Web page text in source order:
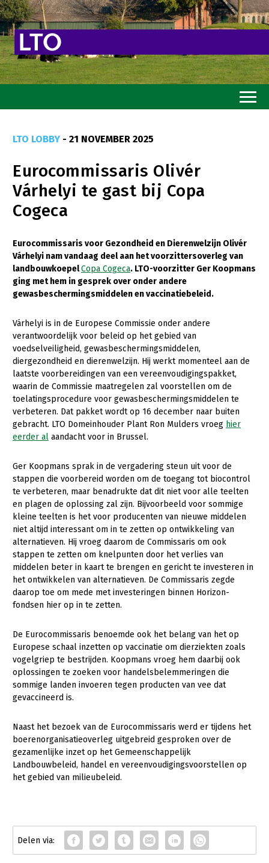
Goed eten
Mooi groen
Sterk ondernemerschap
Transitiepaden
Thema’s
Gezonde planten
Natuur, klimaat en energie
Bodem en water
Platteland en omgeving
Mens, ondernemerschap en onderwijs
Internationaal
Dier
Biologische Landbouw
Geitenhouderij
Kalverhouderij
Konijnenhouderij
Melkveehouderij
Paardenhouderij
Schapenhouderij
Varkenshouderij
Vleesveehouderij
Plant
Akkerbouw
Biologische Landbouw
Bollenteelt
Bomen, vaste planten en zomerbloemen
Fruitteelt
Paddenstoelen
Vollegrondsgroente
Multifunctionele landbouw
Multifunctioneel
Vrouw en Bedrijf
Onderwerpen
Nieuws
Nieuwsabonnement
Webinars
Over LTO
LTO Nederland
Mensen
Medewerkers
Vakgroepbestuurders
Vacatures
Contact
LTO LOBBY - 21 NOVEMBER 2025
Eurocommissaris Olivér
Várhelyi te gast bij Copa
Cogeca
Eurocommissaris voor Gezondheid en Dierenwelzijn Olivér
Várhelyi nam vandaag deel aan het voorzittersoverleg van
landbouwkoepelCopa Cogeca. LTO-voorzitter Ger Koopmans
ging met hem in gesprek over onder andere
gewasbeschermingsmiddelen en vaccinatiebeleid.
Várhelyi is in de Europese Commissie onder andere
verantwoordelijk voor beleid op het gebied van
voedselveiligheid, gewasbeschermingsmiddelen,
diergezondheid en dierenwelzijn. Hij werkt momenteel aan de
laatste voorbereidingen van een vereenvoudigingspakket,
waarin de Commissie maatregelen zal voorstellen om de
toelatingsprocedure voor gewasbeschermingsmiddelen te
verbeteren. Dat pakket wordt op 16 december naar buiten
gebracht. LTO Domeinhouder Plant Ron Mulders vroeg hier
eerder al aandacht voor in Brussel.
Ger Koopmans sprak in de vergadering steun uit voor de
stappen die voorbereid worden om de toegang tot biocontrol
te verbeteren, maar benadrukte dat dit niet voor alle teelten
en plagen de oplossing zal zijn. Bijvoorbeeld voor sommige
kleine teelten is het voor producenten van nieuwe middelen
niet altijd interessant om in te zetten op ontwikkeling van
alternatieven. Hij vroeg daarom de Commissaris om ook
stappen te zetten om knelpunten door het verlies van
middelen beter in kaart te brengen en gericht te investeren in
het ontwikkelen van alternatieven. De Commissaris zegde
daarop toe om mede met investeringen binnen Horizon-
fondsen hier op in te zetten.
De Eurocommissaris benoemde ook het belang van het op
Europese schaal inzetten op vaccinatie om dierziekten zoals
vogelgriep te bestrijden. Koopmans vroeg hem daarbij ook
oplossingen te zoeken voor handelsbelemmeringen die
sommige landen invoeren tegen producten van vee dat
gevaccineerd is.
Naast het bezoek van de Eurocommissaris werd er tijdens het
boerenorganisatieoverleg uitgebreid gesproken over de
gezamenlijke inzet op het Gemeenschappelijk
Landbouwbeleid, handel en vereenvoudigingsvoorstellen op
het gebied van milieubeleid.